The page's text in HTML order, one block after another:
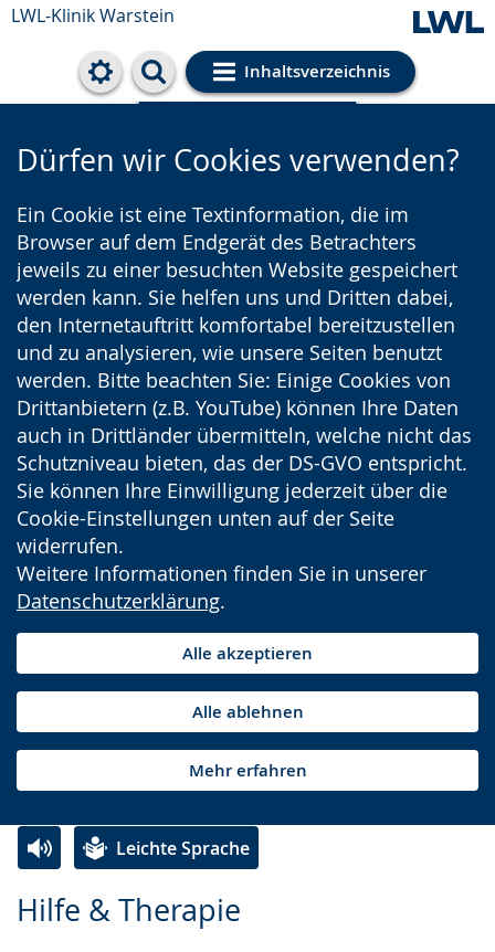
LWL-Klinik Warstein
Inhaltsverzeichnis
Cookie-Einstellungen
Dürfen wir Cookies verwenden?
Ein Cookie ist eine Textinformation, die im
Browser auf dem Endgerät des Betrachters
jeweils zu einer besuchten Website gespeichert
werden kann. Sie helfen uns und Dritten dabei,
den Internetauftritt komfortabel bereitzustellen
und zu analysieren, wie unsere Seiten benutzt
werden. Bitte beachten Sie: Einige Cookies von
Drittanbietern (z.B. YouTube) können Ihre Daten
auch in Drittländer übermitteln, welche nicht das
Schutzniveau bieten, das der DS-GVO entspricht.
Sie können Ihre Einwilligung jederzeit über die
Cookie-Einstellungen unten auf der Seite
widerrufen.
Weitere Informationen finden Sie in unserer
Datenschutzerklärung.
Alle akzeptieren
Alle ablehnen
Mehr erfahren
Hilfe & Therapie
Leichte Sprache
Leichten
Audio-
Video